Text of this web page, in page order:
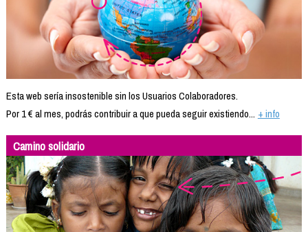
Esta web sería insostenible sin los Usuarios Colaboradores.
Por 1 € al mes, podrás contribuir a que pueda seguir existiendo... + info
Camino solidario